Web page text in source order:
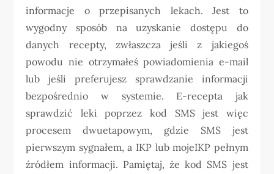
informacje o przepisanych lekach. Jest to
wygodny sposób na uzyskanie dostępu do
danych recepty, zwłaszcza jeśli z jakiegoś
powodu nie otrzymałeś powiadomienia e-mail
lub jeśli preferujesz sprawdzanie informacji
bezpośrednio w systemie. E-recepta jak
sprawdzić leki poprzez kod SMS jest więc
procesem dwuetapowym, gdzie SMS jest
pierwszym sygnałem, a IKP lub mojeIKP pełnym
źródłem informacji. Pamiętaj, że kod SMS jest